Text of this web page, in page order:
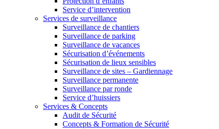
Service d’intervention
Services de surveillance
Surveillance de chantiers
Surveillance de parking
Surveillance de vacances
Sécurisation d’événements
Sécurisation de lieux sensibles
Surveillance de sites – Gardiennage
Surveillance permanente
Surveillance par ronde
Service d’huissiers
Services & Concepts
Audit de Sécurité
Concepts & Formation de Sécurité